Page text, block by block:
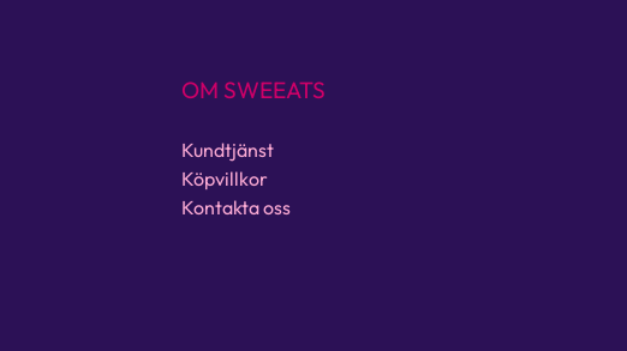
OM SWEEATS
Kundtjänst
Köpvillkor
Kontakta oss